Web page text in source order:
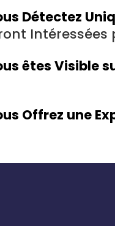
Détectez
Intéressées
êtes Visible
Offrez une